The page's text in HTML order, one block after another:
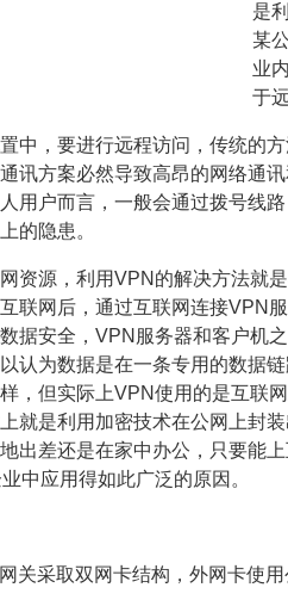
是
某
业
于
中，要进行远程访问，传统的
讯方案必然导致高昂的网络通
用户而言，一般会通过拨号线
的隐患。
资源，利用VPN的解决方法就
联网后，通过互联网连接VPN
据安全，VPN服务器和客户机
认为数据是在一条专用的数据
，但实际上VPN使用的是互联
就是利用加密技术在公网上封
出差还是在家中办公，只要能
中应用得如此广泛的原因。
关采取双网卡结构，外网卡使用